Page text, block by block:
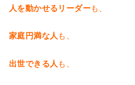
人を動かせるリーダーも、
家庭円満な人 も、
出世できる人 も、